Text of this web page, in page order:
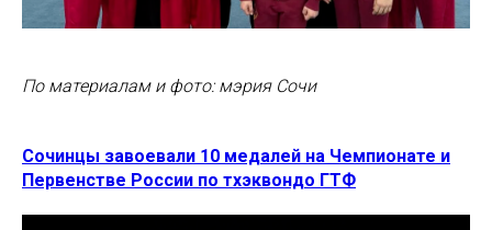
По материалам и фото: мэрия Сочи
Сочинцы завоевали 10 медалей на Чемпионате и
Первенстве России по тхэквондо ГТФ